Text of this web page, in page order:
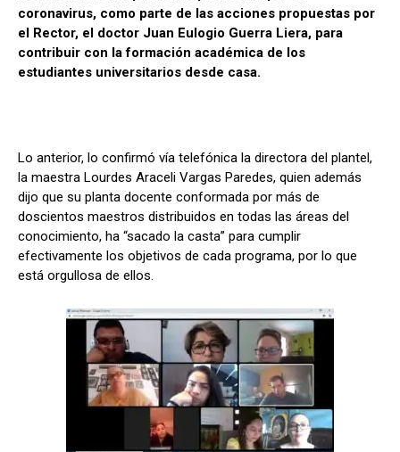
coronavirus, como parte de las acciones propuestas por
el Rector, el doctor Juan Eulogio Guerra Liera, para
contribuir con la formación académica de los
estudiantes universitarios desde casa.
Lo anterior, lo confirmó vía telefónica la directora del plantel,
la maestra Lourdes Araceli Vargas Paredes, quien además
dijo que su planta docente conformada por más de
doscientos maestros distribuidos en todas las áreas del
conocimiento, ha “sacado la casta” para cumplir
efectivamente los objetivos de cada programa, por lo que
está orgullosa de ellos.